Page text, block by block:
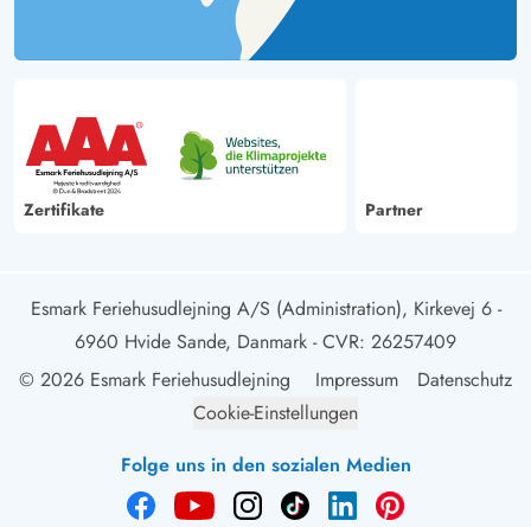
Zertifikate Partner
Esmark Feriehusudlejning A/S (Administration), Kirkevej 6 -
6960 Hvide Sande, Danmark - CVR: 26257409
© 2026 Esmark Feriehusudlejning
Impressum
Datenschutz
Cookie-Einstellungen
Folge uns in den sozialen Medien